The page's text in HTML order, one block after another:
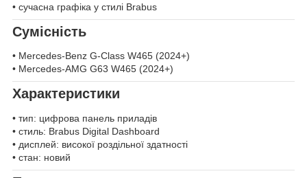
• сучасна графіка у стилі Brabus
Сумісність
• Mercedes-Benz G-Class W465 (2024+)
• Mercedes-AMG G63 W465 (2024+)
Характеристики
• тип: цифрова панель приладів
• стиль: Brabus Digital Dashboard
• дисплей: високої роздільної здатності
• стан: новий